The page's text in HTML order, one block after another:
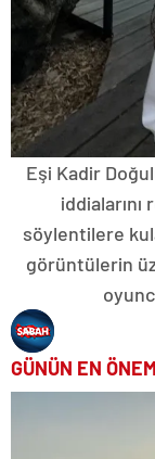
Eşi Kadir
söylentilere
görüntülerin
GÜNÜN EN